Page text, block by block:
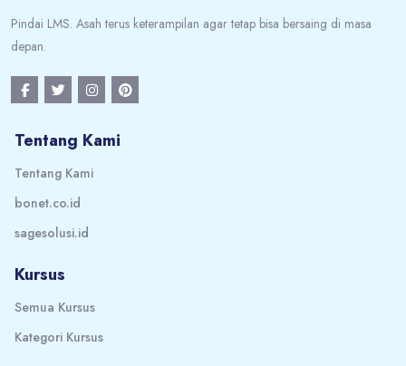
Pindai LMS. Asah terus keterampilan agar tetap bisa bersaing di masa
depan.
Tentang Kami
Tentang Kami
bonet.co.id
sagesolusi.id
Kursus
Semua Kursus
Kategori Kursus